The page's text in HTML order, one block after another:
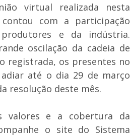
virtual realizada nesta
com a participação
e da indústria.
oscilação da cadeia de
registrada, os presentes no
até o dia 29 de março
resolução deste mês.
valores e a cobertura da
o site do Sistema